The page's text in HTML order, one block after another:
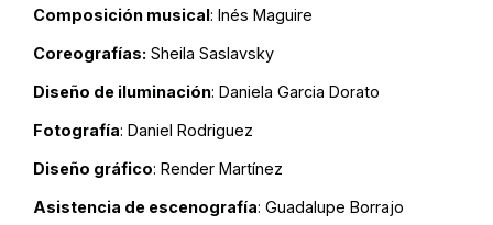
Composición musical: Inés Maguire
Coreografías: Sheila Saslavsky
Diseño de iluminación: Daniela Garcia Dorato
Fotografía: Daniel Rodriguez
Diseño gráfico: Render Martínez
Asistencia de escenografía: Guadalupe Borrajo